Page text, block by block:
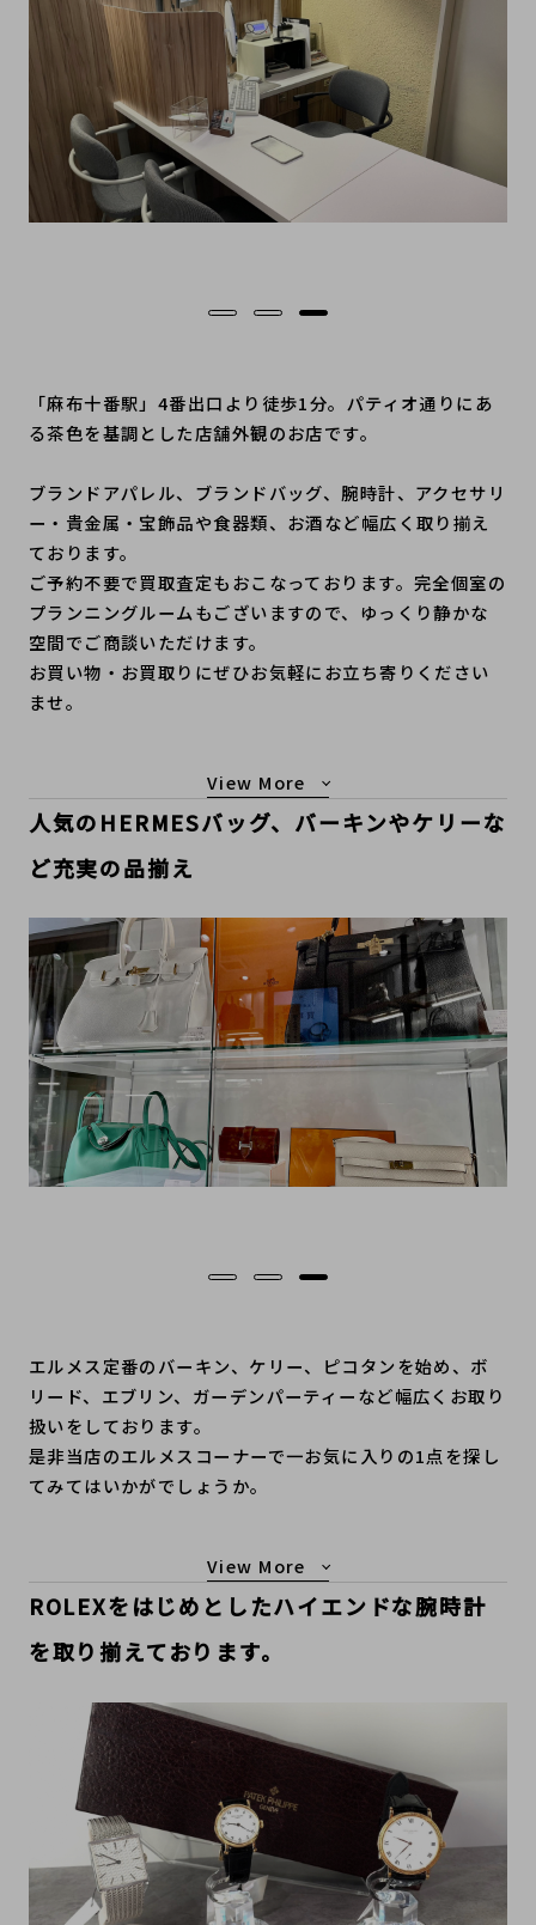
「麻布十番駅」4番出口より徒歩1分。パティオ通りにあ
る茶色を基調とした店舗外観のお店です。
ブランドアパレル、ブランドバッグ、腕時計、アクセサリ
ー・貴金属・宝飾品や食器類、お酒など幅広く取り揃え
ております。
ご予約不要で買取査定もおこなっております。完全個室の
プランニングルームもございますので、ゆっくり静かな
空間でご商談いただけます。
お買い物・お買取りにぜひお気軽にお立ち寄りください
ませ。
もっと見る
人気のHERMESバッグ、バーキンやケリーな
ど充実の品揃え
エルメス定番のバーキン、ケリー、ピコタンを始め、ボ
リード、エブリン、ガーデンパーティーなど幅広くお取り
扱いをしております。
是非当店のエルメスコーナーで一お気に入りの1点を探し
てみてはいかがでしょうか。
もっと見る
ROLEXをはじめとしたハイエンドな腕時計
を取り揃えております。